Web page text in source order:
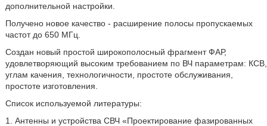
дополнительной настройки.
Получено новое качество - расширение полосы пропускаемых
частот до 650 МГц.
Создан новый простой широкополосный фрагмент ФАР,
удовлетворяющий высоким требованием по ВЧ параметрам: КСВ,
углам качения, технологичности, простоте обслуживания,
простоте изготовления.
Список используемой литературы:
1. Антенны и устройства СВЧ «Проектирование фазированных